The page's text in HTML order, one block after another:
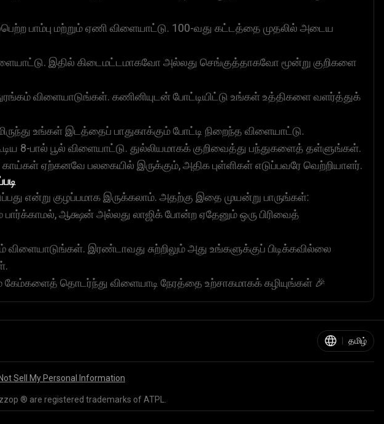
பாம்பு மற்றும் ஏணி விளையாட்டு. 100-வது கட்டத்தை முதலில் அடைய
இதில் கிடைமட்டமாகவோ அல்லது செங்குத்தாகவோ மூன்று குறிகளை
விளையாடுங்கள். கணினியுடன் போட்டியிட்டு உங்கள் உத்திகளை வளர்த்துக்
உங்கள் இடத்தைப் பாதுகாக்கும் போட்டி நிறைந்த விளையாட்டு.
8-பால் பூல் விளையாட்டு. துல்லியமாகக் குறிவைத்து பந்துகளைத் தள்ளுங்கள்.
ஏற்கனவே பலகையில் இருக்கும், அதிக புள்ளிகள் எடுப்பவரே வெற்றியாளர்.
என்று குழப்பமாக இருக்கலாம். அதற்கு இதை முயன்று பாருங்கள்:
பார்க்காமல், ஆக்ஷன் அல்லது லாஜிக் போன்ற ஏதேனும் ஒரு பிரிவைத்
விளையாடுங்கள். இரண்டாவது சுற்றிலும் அது உங்களுக்குப் பிடிக்கவில்லை
கேம்களைத் தொடர்ந்து விளையாடி நேரத்தை உற்சாகமாகக் கழியுங்கள் 🎉
| தமிழ்
Sell My Personal Information
® are registered trademarks of ATPL.